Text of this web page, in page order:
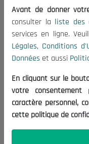
Conditions
Politique de
Politique des
Nous
(+213) 021
Suggestions
Newsletter
dernières
Avant de donner
consulter la liste des
services en ligne.
Légales, Conditions
Données et aussi
En cliquant sur le
votre consentement
caractère personnel,
cette politique de